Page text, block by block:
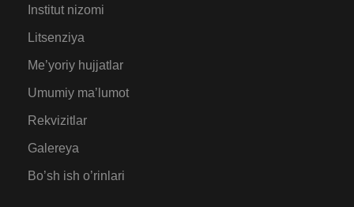
Institut nizomi
Litsenziya
Me’yoriy hujjatlar
Umumiy ma’lumot
Rekvizitlar
Galereya
Bo’sh ish o’rinlari